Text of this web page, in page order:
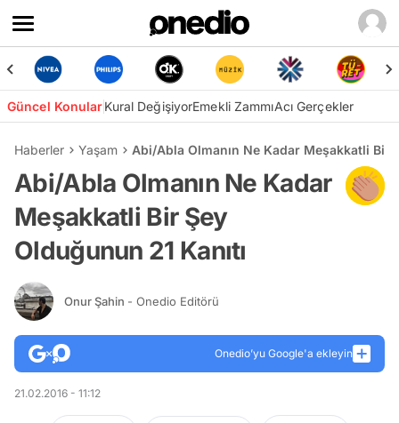
Güncel KonularKural DeğişiyorEmekli ZammıAcı Gerçekler
Haberler Yaşam Abi/Abla Olmanın Ne Kadar Meşakkatli Bir
Abi/Abla Olmanın Ne Kadar
Meşakkatli Bir Şey
Olduğunun 21 Kanıtı
Onur Şahin - Onedio Editörü
Onedio’yu Google'a ekleyin
21.02.2016 - 11:12